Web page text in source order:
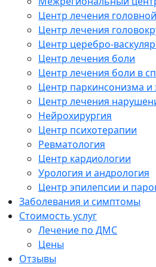
Центр лечения
Центр лечения
Центр церебро-
Центр лечения боли
Центр лечения боли в
Центр паркинсонизма
Центр лечения
Нейрохирургия
Центр психотерапии
Ревматология
Центр кардиологии
Урология и андрология
Центр эпилепсии и
Заболевания и симптомы
Стоимость услуг
Лечение по ДМС
Цены
Отзывы